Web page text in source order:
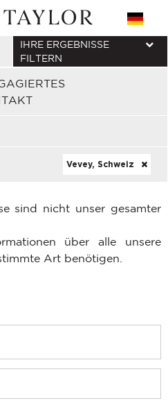
IHRE ERGEBNISSE
FILTERN
Vevey, Schweiz
sind nicht unser gesamter
über alle unsere
Art benötigen.